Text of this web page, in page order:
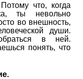
что, когда
ты невольно
во внешность,
души.
в ней.
понять, что